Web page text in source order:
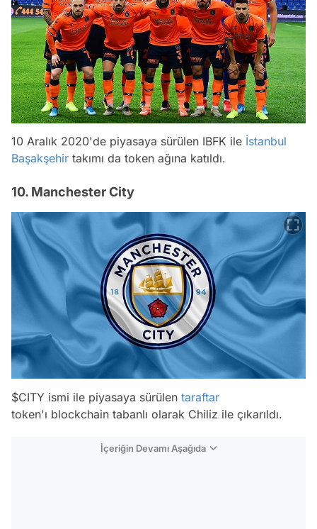
10 Aralık 2020'de piyasaya sürülen IBFK ile İstanbul
Başakşehir takımı da token ağına katıldı.
10. Manchester City
$CITY ismi ile piyasaya sürülen taraftar
token'ı blockchain tabanlı olarak Chiliz ile çıkarıldı.
İçeriğin Devamı Aşağıda